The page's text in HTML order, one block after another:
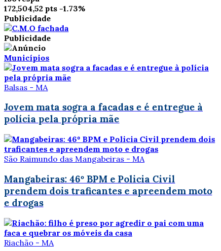
172,504,52 pts -1.73%
Publicidade
Publicidade
Municípios
Balsas - MA
Jovem mata sogra a facadas e é entregue à
polícia pela própria mãe
São Raimundo das Mangabeiras - MA
Mangabeiras: 46º BPM e Policia Civil
prendem dois traficantes e apreendem moto
e drogas
Riachão - MA